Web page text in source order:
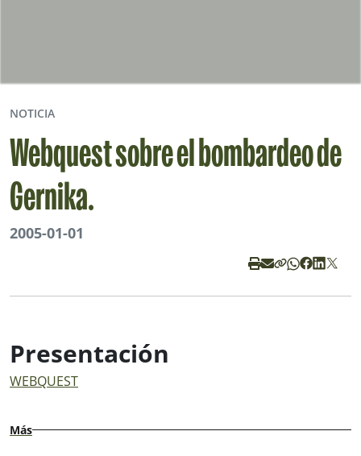
NOTICIA
Webquest sobre el bombardeo de
Gernika.
2005-01-01
Presentación
WEBQUEST
Más